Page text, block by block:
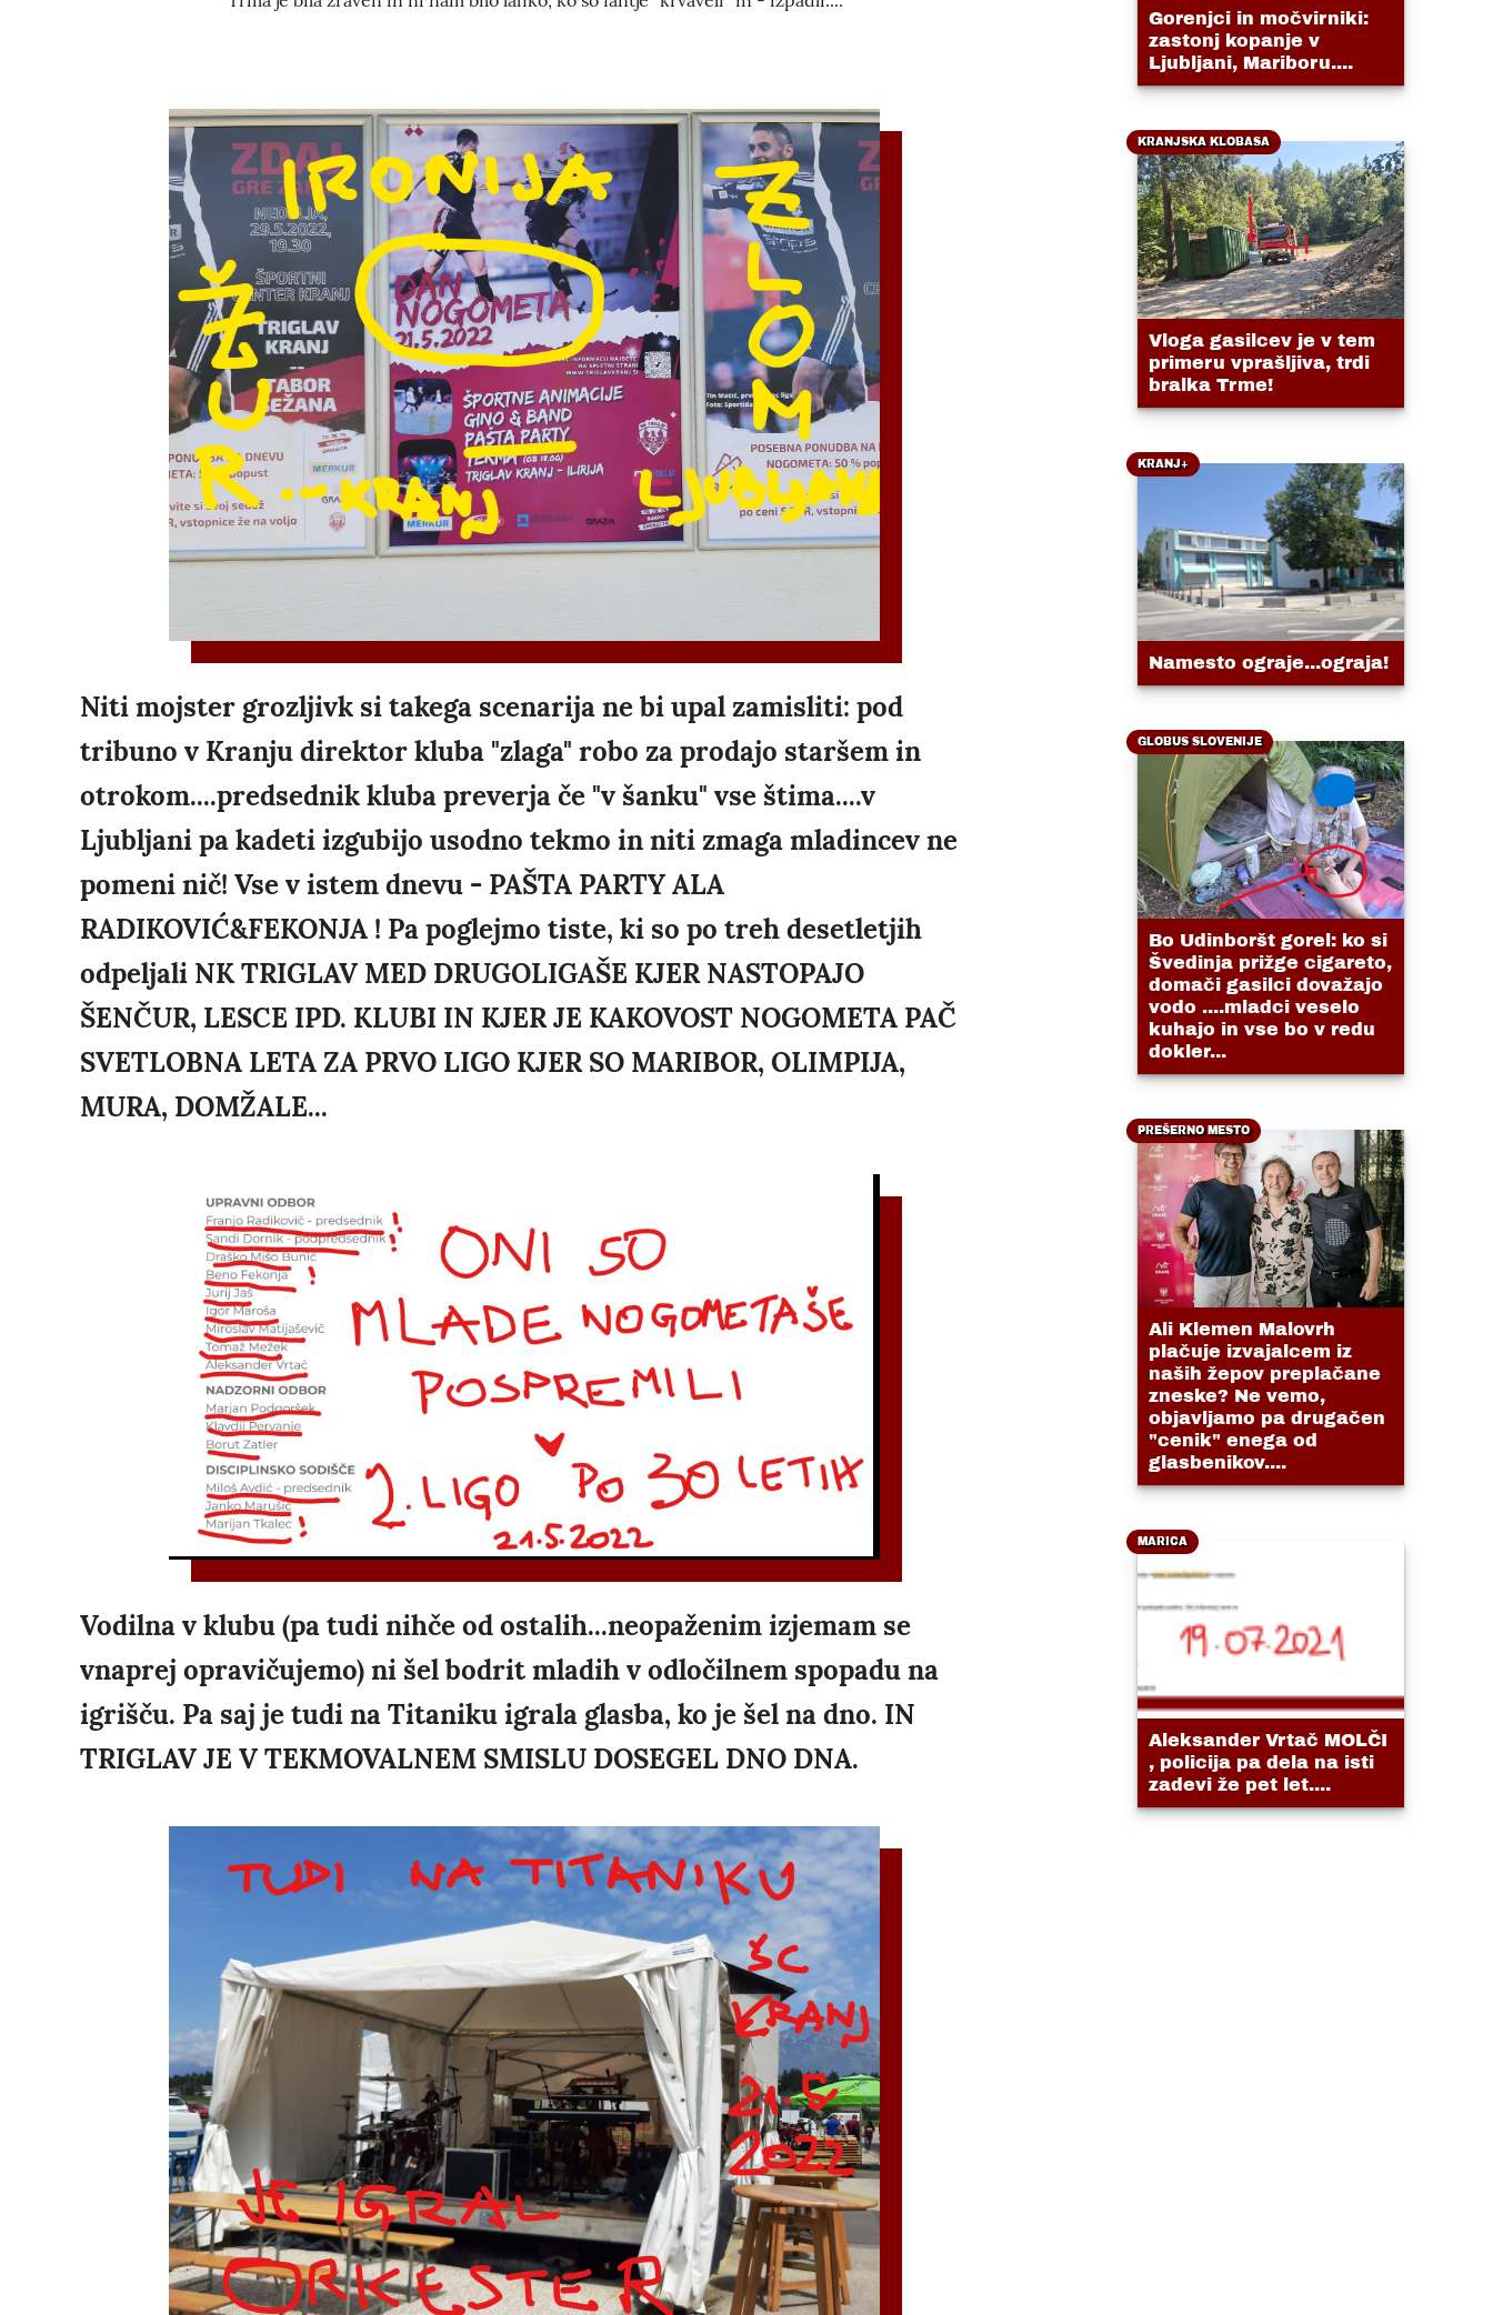
Niti mojster grozljivk si takega scenarija ne bi upal zamisliti: pod
tribuno v Kranju direktor kluba "zlaga" robo za prodajo staršem in
otrokom....predsednik kluba preverja če "v šanku" vse štima....v
Ljubljani pa kadeti izgubijo usodno tekmo in niti zmaga mladincev ne
pomeni nič! Vse v istem dnevu - PAŠTA PARTY ALA
RADIKOVIĆ&FEKONJA ! Pa poglejmo tiste, ki so po treh desetletjih
odpeljali NK TRIGLAV MED DRUGOLIGAŠE KJER NASTOPAJO
ŠENČUR, LESCE IPD. KLUBI IN KJER JE KAKOVOST NOGOMETA PAČ
SVETLOBNA LETA ZA PRVO LIGO KJER SO MARIBOR, OLIMPIJA,
MURA, DOMŽALE...
Vodilna v klubu (pa tudi nihče od ostalih...neopaženim izjemam se
vnaprej opravičujemo) ni šel bodrit mladih v odločilnem spopadu na
igrišču. Pa saj je tudi na Titaniku igrala glasba, ko je šel na dno. IN
TRIGLAV JE V TEKMOVALNEM SMISLU DOSEGEL DNO DNA.
Gorenjci in močvirniki:
zastonj kopanje v
Ljubljani, Mariboru....
KRANJSKA KLOBASA
Vloga gasilcev je v tem
primeru vprašljiva, trdi
bralka Trme!
KRANJ+
Namesto ograje...ograja!
GLOBUS SLOVENIJE
Bo Udinboršt gorel: ko si
Švedinja prižge cigareto,
domači gasilci dovažajo
vodo ....mladci veselo
kuhajo in vse bo v redu
dokler...
PREŠERNO MESTO
Ali Klemen Malovrh
plačuje izvajalcem iz
naših žepov preplačane
zneske? Ne vemo,
objavljamo pa drugačen
"cenik" enega od
glasbenikov....
MARICA
Aleksander Vrtač MOLČI
, policija pa dela na isti
zadevi že pet let....